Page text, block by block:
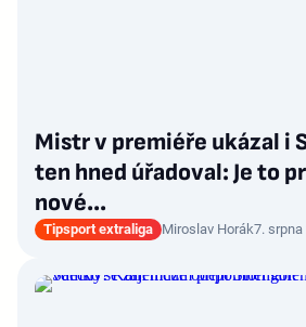
Mistr v premiéře ukázal i
ten hned úřadoval: Je to
nové…
Tipsport extraliga Miroslav Horák7. srpna